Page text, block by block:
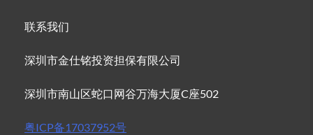
联系我们
深圳市金仕铭投资担保有限公司
深圳市南山区蛇口网谷万海大厦C座502
粤ICP备17037952号